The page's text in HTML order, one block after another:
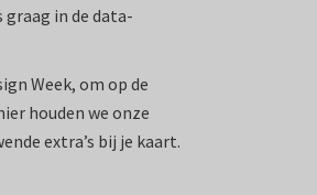
in de data-
Week, om op de
houden we onze
extra’s bij je kaart.